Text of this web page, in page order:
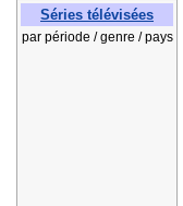
Séries télévisées
par période / genre / pays